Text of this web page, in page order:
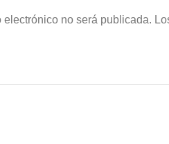
electrónico no será publicada.